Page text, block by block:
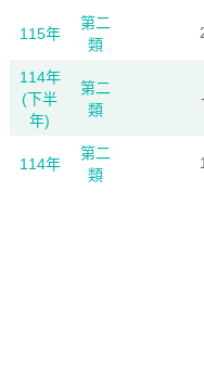
115年
第二
類
114年
(下半
年)
第二
類
-
114年
第二
類
1